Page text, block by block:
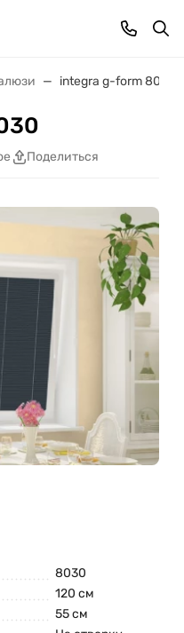
integra g-form 8030
Поделиться
8030
120 см
55 см